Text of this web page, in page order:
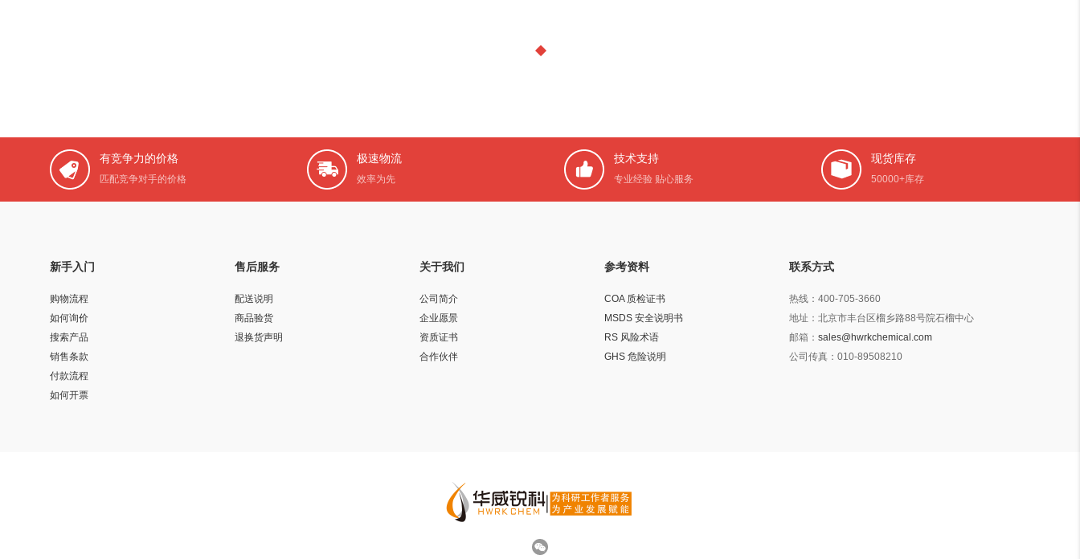
有竞争力的价格
匹配竞争对手的价格
极速物流
效率为先
技术支持
专业经验 贴心服务
现货库存
50000+库存
新手入门
购物流程
如何询价
搜索产品
销售条款
付款流程
如何开票
售后服务
配送说明
商品验货
退换货声明
关于我们
公司简介
企业愿景
资质证书
合作伙伴
参考资料
COA 质检证书
MSDS 安全说明书
RS 风险术语
GHS 危险说明
联系方式
热线： 400-705-3660
地址： 北京市丰台区榴乡路88号院石榴中心
邮箱： sales@hwrkchemical.com
公司传真： 010-89508210